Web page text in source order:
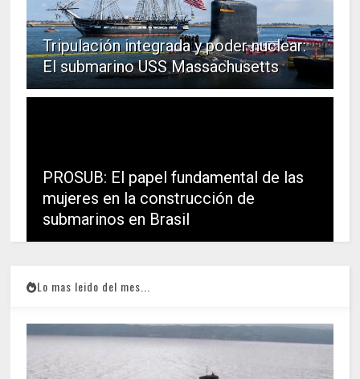
Tripulación integrada y poder nuclear:
El submarino USS Massachusetts
PROSUB: El papel fundamental de las
mujeres en la construcción de
submarinos en Brasil
Lo mas leido del mes...